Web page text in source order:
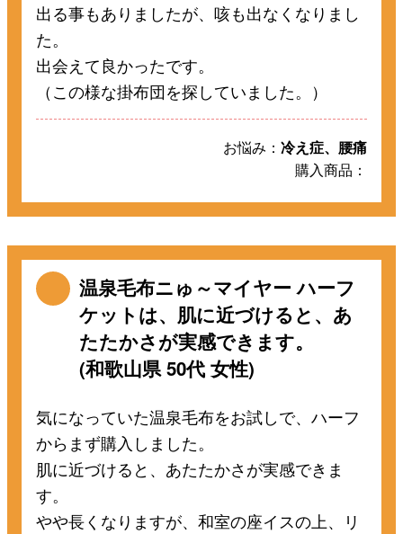
出る事もありましたが、咳も出なくなりまし
た。
出会えて良かったです。
（この様な掛布団を探していました。）
お悩み： 冷え症、腰痛
購入商品：
温泉毛布ニゅ～マイヤー ハーフ
ケットは、肌に近づけると、あ
たたかさが実感できます。
(和歌山県 50代 女性)
気になっていた温泉毛布をお試しで、ハーフ
からまず購入しました。
肌に近づけると、あたたかさが実感できま
す。
やや長くなりますが、和室の座イスの上、リ